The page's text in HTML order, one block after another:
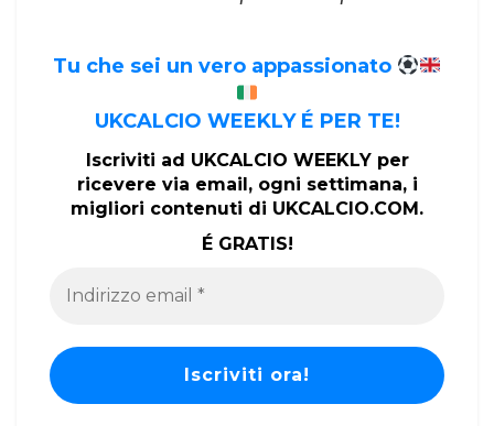
Tu che sei un vero appassionato
UKCALCIO WEEKLY É PER TE!
Iscriviti ad UKCALCIO WEEKLY per
ricevere via email, ogni settimana, i
migliori contenuti di UKCALCIO.COM.
É GRATIS!